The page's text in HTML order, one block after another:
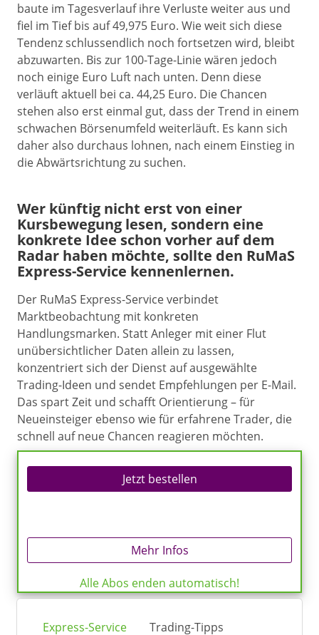
baute im Tagesverlauf ihre Verluste weiter aus und
fiel im Tief bis auf 49,975 Euro. Wie weit sich diese
Tendenz schlussendlich noch fortsetzen wird, bleibt
abzuwarten. Bis zur 100-Tage-Linie wären jedoch
noch einige Euro Luft nach unten. Denn diese
verläuft aktuell bei ca. 44,25 Euro. Die Chancen
stehen also erst einmal gut, dass der Trend in einem
schwachen Börsenumfeld weiterläuft. Es kann sich
daher also durchaus lohnen, nach einem Einstieg in
die Abwärtsrichtung zu suchen.
Wer künftig nicht erst von einer
Kursbewegung lesen, sondern eine
konkrete Idee schon vorher auf dem
Radar haben möchte, sollte den RuMaS
Express-Service kennenlernen.
Der RuMaS Express-Service verbindet
Marktbeobachtung mit konkreten
Handlungsmarken. Statt Anleger mit einer Flut
unübersichtlicher Daten allein zu lassen,
konzentriert sich der Dienst auf ausgewählte
Trading-Ideen und sendet Empfehlungen per E-Mail.
Das spart Zeit und schafft Orientierung – für
Neueinsteiger ebenso wie für erfahrene Trader, die
schnell auf neue Chancen reagieren möchten.
Jetzt bestellen
Mehr Infos
Alle Abos enden automatisch!
Express-Service Trading-Tipps